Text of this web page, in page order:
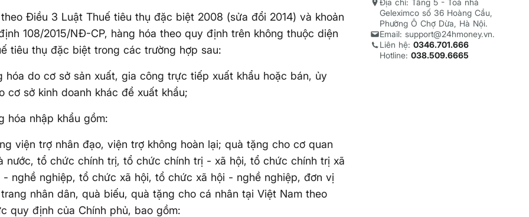
Điều 3 Luật Thuế tiêu thụ đặc biệt 2008 (sửa đổi 2014) và khoản
108/2015/NĐ-CP, hàng hóa theo quy định trên không thuộc diện
tiêu thụ đặc biệt trong các trường hợp sau:
hóa do cơ sở sản xuất, gia công trực tiếp xuất khẩu hoặc bán, ủy
cơ sở kinh doanh khác để xuất khẩu;
hóa nhập khẩu gồm:
viện trợ nhân đạo, viện trợ không hoàn lại; quà tặng cho cơ quan
nước, tổ chức chính trị, tổ chức chính trị - xã hội, tổ chức chính trị xã
- nghề nghiệp, tổ chức xã hội, tổ chức xã hội - nghề nghiệp, đơn vị
nhân dân, quà biếu, quà tặng cho cá nhân tại Việt Nam theo
quy định của Chính phủ, bao gồm:
Địa chỉ: Tầng 5 - Toà nhà
Geleximco số 36 Hoàng Cầu,
Phường Ô Chợ Dừa, Hà Nội.
Email: support@24hmoney.vn.
Liên hệ: 0346.701.666
Hotline: 038.509.6665